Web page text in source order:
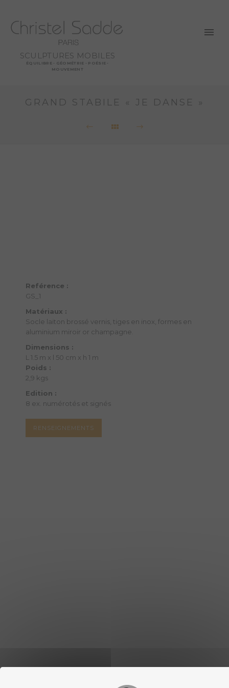
SCULPTURES MOBILES
ÉQUILIBRE - GÉOMÉTRIE - POÉSIE -
MOUVEMENT
GRAND STABILE « JE DANSE »
Reférence :
GS_1
Matériaux :
Socle laiton brossé vernis, tiges en inox, formes en
aluminium miroir or champagne.
Dimensions :
L 1.5 m x l 50 cm x h 1 m
Poids :
2,9 kgs
Edition :
8 ex. numérotés et signés
RENSEIGNEMENTS